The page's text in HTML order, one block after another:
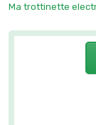
Ma trottinette